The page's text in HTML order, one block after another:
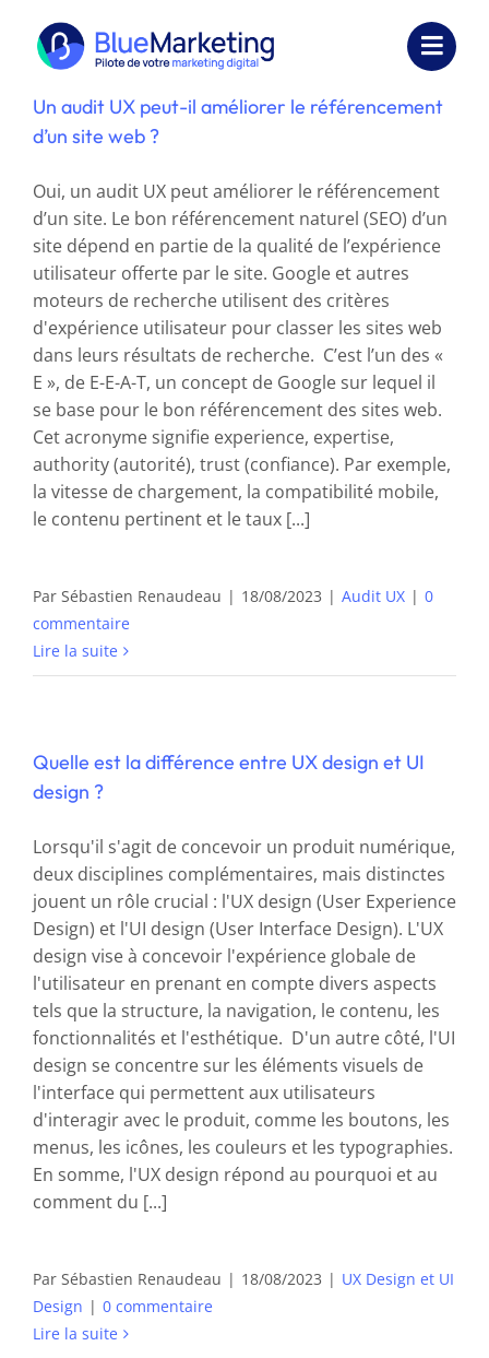
contenu
Expertises
Externalisation
Réalisations
Ressources
Société
Nous contacter
Un audit UX peut-il améliorer le référencement
d’un site web ?
Oui, un audit UX peut améliorer le référencement
d’un site. Le bon référencement naturel (SEO) d’un
site dépend en partie de la qualité de l’expérience
utilisateur offerte par le site. Google et autres
moteurs de recherche utilisent des critères
d'expérience utilisateur pour classer les sites web
dans leurs résultats de recherche. C’est l’un des «
E », de E-E-A-T, un concept de Google sur lequel il
se base pour le bon référencement des sites web.
Cet acronyme signifie experience, expertise,
authority (autorité), trust (confiance). Par exemple,
la vitesse de chargement, la compatibilité mobile,
le contenu pertinent et le taux [...]
Par Sébastien Renaudeau | 18/08/2023 | Audit UX | 0
commentaire
Lire la suite
Quelle est la différence entre UX design et UI
design ?
Lorsqu'il s'agit de concevoir un produit numérique,
deux disciplines complémentaires, mais distinctes
jouent un rôle crucial : l'UX design (User Experience
Design) et l'UI design (User Interface Design). L'UX
design vise à concevoir l'expérience globale de
l'utilisateur en prenant en compte divers aspects
tels que la structure, la navigation, le contenu, les
fonctionnalités et l'esthétique. D'un autre côté, l'UI
design se concentre sur les éléments visuels de
l'interface qui permettent aux utilisateurs
d'interagir avec le produit, comme les boutons, les
menus, les icônes, les couleurs et les typographies.
En somme, l'UX design répond au pourquoi et au
comment du [...]
Par Sébastien Renaudeau | 18/08/2023 | UX Design et UI
Design | 0 commentaire
Lire la suite